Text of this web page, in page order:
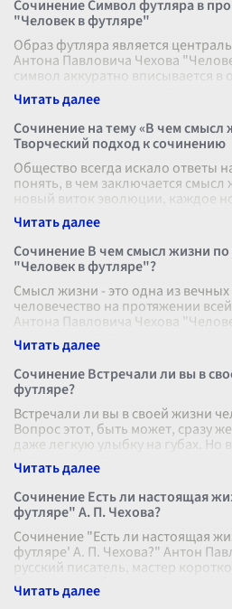
Сочинение Символ футляра в
"Человек в футляре"
Образ футляра является
Антона Павловича Чехова
символ аккуратно вписывается в
чеховской прозы, представляя
Сочинение на тему «В чем смысл
Творческий подход к сочинению
Общество всегда искало ответы
понять, в чем заключается
новый виток эволюции, каждое
научное достижение
Сочинение В чем смысл жизни по
"Человек в футляре"?
Смысл жизни - это одна из
человечество на протяжении
Антона Павловича Чехова
поднимает этот вопро
Сочинение Встречали ли вы в
футляре?
Встречали ли вы в своей жизни
Вопрос этот, быть может, сразу
даже легкую улыбку на губах. Но
— это не просто о
Сочинение Есть ли настоящая
футляре" А. П. Чехова?
Сочинение "Есть ли настоящая
футляре' А. П. Чехова?" Антон
русский писатель, мастер
Одним из наиболее изв